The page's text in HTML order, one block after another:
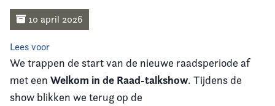
Opleiding
Kennis & Informatie
Vereniging
10 april 2026
Lees voor
We trappen de start van de nieuwe raadsperiode af
met een Welkom in de Raad-talkshow. Tijdens de
show blikken we terug op de